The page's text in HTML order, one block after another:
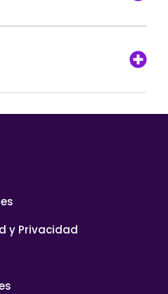
y Privacidad